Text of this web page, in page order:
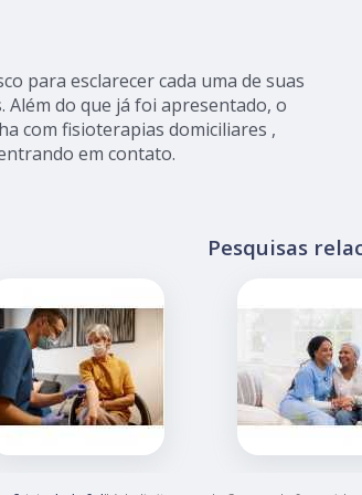
para esclarecer cada uma de suas
do que já foi apresentado, o
com fisioterapias domiciliares ,
em contato.
Pesquisas